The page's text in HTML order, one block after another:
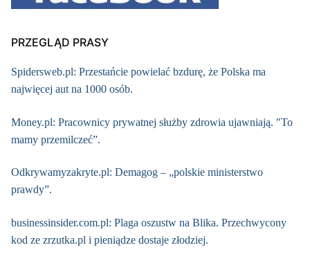
PRZEGLĄD PRASY
Spidersweb.pl: Przestańcie powielać bzdurę, że Polska ma
najwięcej aut na 1000 osób.
Money.pl: Pracownicy prywatnej służby zdrowia ujawniają. "To
mamy przemilczeć”.
Odkrywamyzakryte.pl: Demagog – „polskie ministerstwo
prawdy”.
businessinsider.com.pl: Plaga oszustw na Blika. Przechwycony
kod ze zrzutka.pl i pieniądze dostaje złodziej.